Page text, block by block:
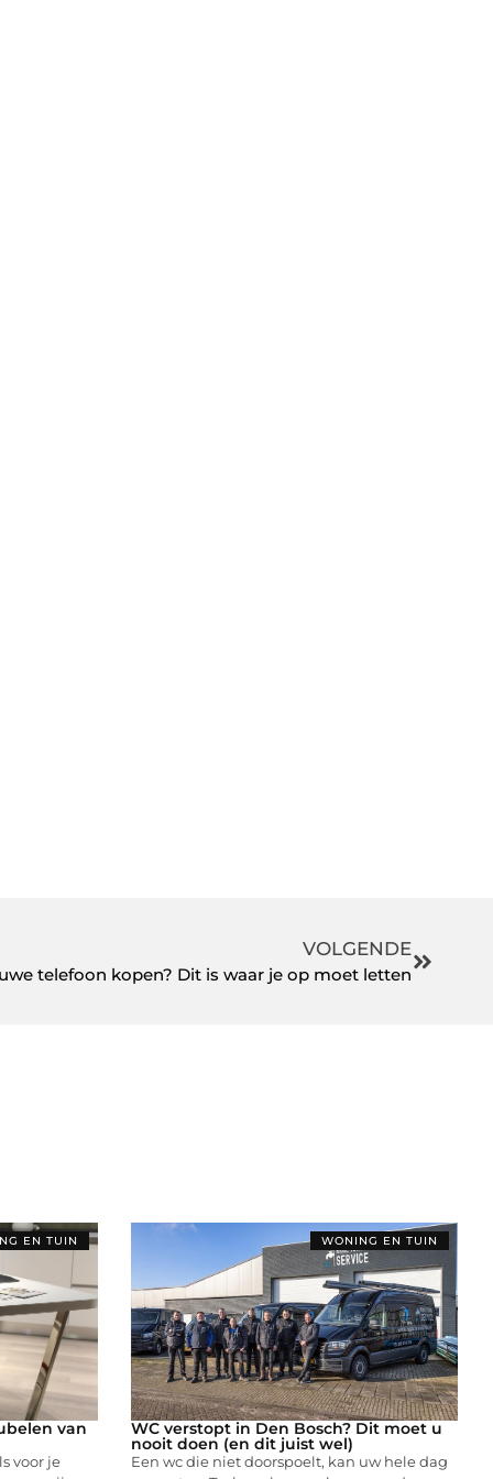
VOLGENDE
telefoon kopen? Dit is waar je op moet letten
EN TUIN
van
voor je
WONING EN TUIN
WC verstopt in Den Bosch? Dit moet u
nooit doen (en dit juist wel)
Een wc die niet doorspoelt, kan uw hele dag